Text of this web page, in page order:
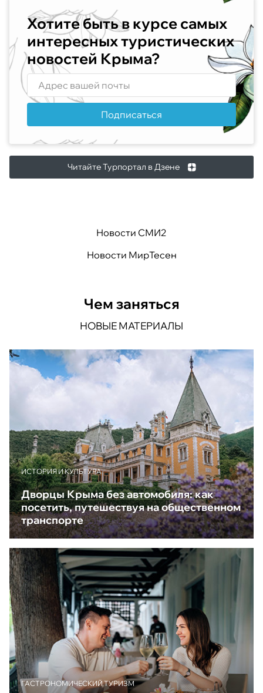
Хотите быть в курсе самых
интересных туристических
новостей Крыма?
Подписаться
Читайте Турпортал в Дзене
Новости СМИ2
Новости МирТесен
Чем заняться
НОВЫЕ МАТЕРИАЛЫ
ИСТОРИЯ И КУЛЬТУРА
Дворцы Крыма без автомобиля: как
посетить, путешествуя на общественном
транспорте
ГАСТРОНОМИЧЕСКИЙ ТУРИЗМ